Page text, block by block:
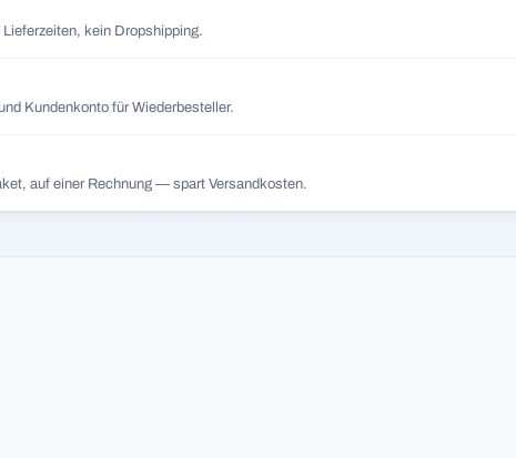
kein Dropshipping.
Kundenkonto für Wiederbesteller.
auf einer Rechnung — spart Versandkosten.